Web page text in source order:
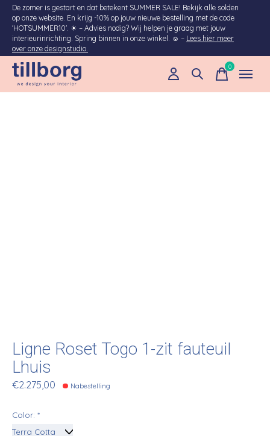
De zomer is gestart en dat betekent SUMMER SALE! Bekijk alle solden
op onze website. En krijg -10% op jouw nieuwe bestelling met de code
'HOTSUMMER10'. ☀︎ – Advies nodig? Wij helpen je graag met jouw
interieurinrichting. Spring binnen in onze winkel. ☺ – Lees hier meer
over onze designstudio.
0items
Ligne Roset Togo 1-zit fauteuil
Lhuis
€2.275,00 Nabestelling
Color: *